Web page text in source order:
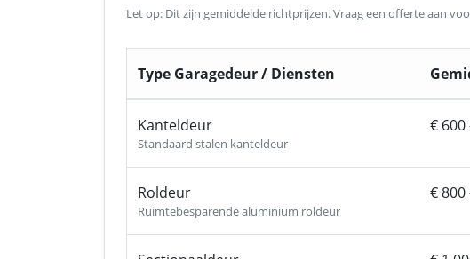
Let op: Dit zijn gemiddelde richtprijzen. Vraag een offerte aan
Type Garagedeur / Diensten
Kanteldeur
Standaard stalen kanteldeur
€ 600
Roldeur
Ruimtebesparende aluminium roldeur
€ 800